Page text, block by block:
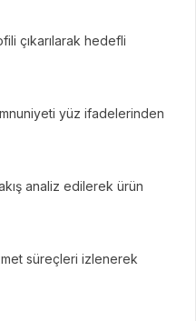
çıkarılarak hedefli
yüz ifadelerinden
analiz edilerek ürün
süreçleri izlenerek